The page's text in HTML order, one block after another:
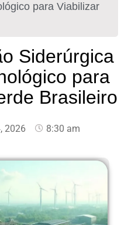
para Viabilizar
Siderúrgica
para
Brasileiro
2026
8:30 am